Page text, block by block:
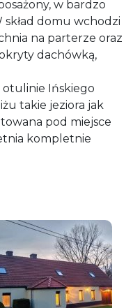
w bardzo
domu wchodzi
na parterze oraz
dachówką,
otulinie Ińskiego
takie jeziora jak
pod miejsce
kompletnie